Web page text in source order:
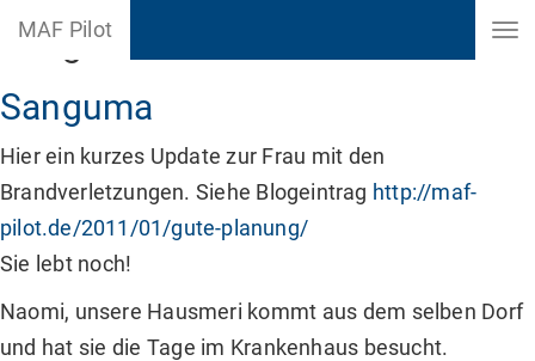
MAF Pilot
Sanguma
Sanguma
Hier ein kurzes Update zur Frau mit den
Brandverletzungen. Siehe Blogeintrag http://maf-
pilot.de/2011/01/gute-planung/
Sie lebt noch!
Naomi, unsere Hausmeri kommt aus dem selben Dorf
und hat sie die Tage im Krankenhaus besucht.